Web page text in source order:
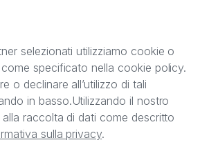
web è di proprietà di StreetLib S.r.l.
05338720963. StreetLib S.r.l. è
tutti i diritti di proprietà intellettuale
loghi e segni distintivi presenti
Si invita l’utente a prendere visione
selezionati utilizziamo cookie o
specificato nella cookie policy.
o declinare all’utilizzo di tali
in basso.Utilizzando il nostro
raccolta di dati come descritto
sulla privacy.